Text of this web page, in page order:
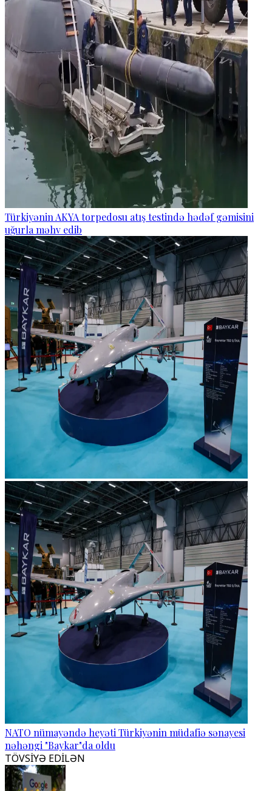
Türkiyənin AKYA torpedosu atış testində hədəf gəmisini
uğurla məhv edib
NATO nümayəndə heyəti Türkiyənin müdafiə sənayesi
nəhəngi "Baykar"da oldu
TÖVSİYƏ EDİLƏN